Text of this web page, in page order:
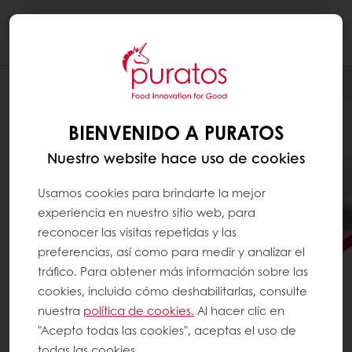
¿LISTO PARA MARCAR
BIENVENIDO A PURATOS
Nuestro website hace uso de cookies
Usamos cookies para brindarte la mejor
experiencia en nuestro sitio web, para
reconocer las visitas repetidas y las
preferencias, así como para medir y analizar el
tráfico. Para obtener más información sobre las
cookies, incluido cómo deshabilitarlas, consulte
nuestra política de cookies. Al hacer clic en
"Acepto todas las cookies", aceptas el uso de